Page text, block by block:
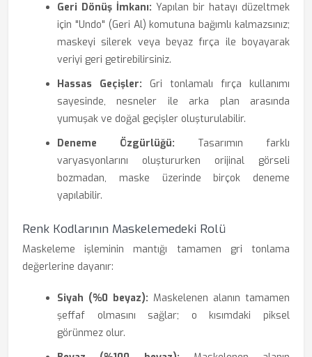
Geri Dönüş İmkanı: Yapılan bir hatayı düzeltmek
için "Undo" (Geri Al) komutuna bağımlı kalmazsınız;
maskeyi silerek veya beyaz fırça ile boyayarak
veriyi geri getirebilirsiniz.
Hassas Geçişler: Gri tonlamalı fırça kullanımı
sayesinde, nesneler ile arka plan arasında
yumuşak ve doğal geçişler oluşturulabilir.
Deneme Özgürlüğü: Tasarımın farklı
varyasyonlarını oluştururken orijinal görseli
bozmadan, maske üzerinde birçok deneme
yapılabilir.
Renk Kodlarının Maskelemedeki Rolü
Maskeleme işleminin mantığı tamamen gri tonlama
değerlerine dayanır:
Siyah (%0 beyaz): Maskelenen alanın tamamen
şeffaf olmasını sağlar; o kısımdaki piksel
görünmez olur.